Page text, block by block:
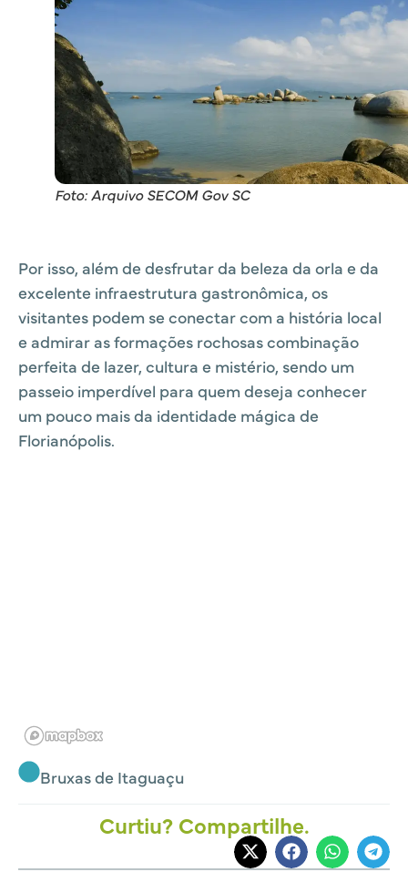
Foto: Arquivo SECOM Gov SC
Por isso, além de desfrutar da beleza da orla e da
excelente infraestrutura gastronômica, os
visitantes podem se conectar com a história local
e admirar as formações rochosas combinação
perfeita de lazer, cultura e mistério, sendo um
passeio imperdível para quem deseja conhecer
um pouco mais da identidade mágica de
Florianópolis.
Bruxas de Itaguaçu
Curtiu? Compartilhe.